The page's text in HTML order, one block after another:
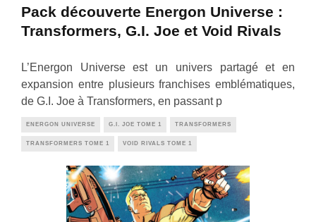
Pack découverte Energon Universe :
Transformers, G.I. Joe et Void Rivals
L’Energon Universe est un univers partagé et en
expansion entre plusieurs franchises emblématiques,
de G.I. Joe à Transformers, en passant p
ENERGON UNIVERSE G.I. JOE TOME 1 TRANSFORMERS
TRANSFORMERS TOME 1 VOID RIVALS TOME 1